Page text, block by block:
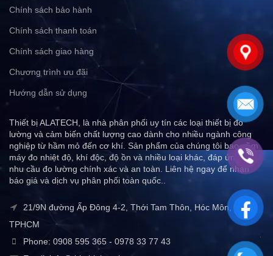
Chính sách bảo hành
Chính sách thanh toán
Chính sách giao hàng
Chương trình ưu đãi
Hướng dẫn sử dụng
Thiết bị ALATECH, là nhà phân phối uy tín các loại thiết bị đo
lường và cảm biến chất lượng cao dành cho nhiều ngành công
nghiệp từ hầm mỏ đến cơ khí. Sản phẩm của chúng tôi bao gồm
máy đo nhiệt độ, khí độc, độ ồn và nhiều loại khác, đáp ứng mọi
nhu cầu đo lường chính xác và an toàn. Liên hệ ngay để nhận
báo giá và dịch vụ phân phối toàn quốc..
21/9N đường Ấp Đông 4-2, Thới Tam Thôn, Hóc Môn,
TPHCM
Phone: 0908 595 365 - 0978 33 77 43